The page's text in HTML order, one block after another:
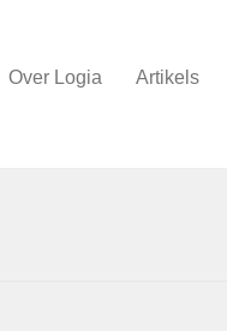
Over Logia Artikels